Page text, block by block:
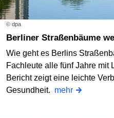
© dpa
Berliner Straßenbäume
Wie geht es Berlins
Fachleute alle fünf Jahre mit
Bericht zeigt eine leichte
Gesundheit. mehr